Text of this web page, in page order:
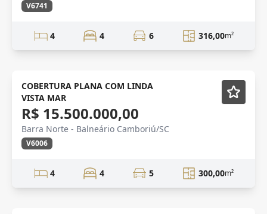
V6741
4 4 6 316,00m²
COBERTURA PLANA COM LINDA
VISTA MAR
R$ 15.500.000,00
Barra Norte - Balneário Camboriú/SC
V6006
4 4 5 300,00m²